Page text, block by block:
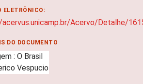
ELETRÔNICO:
Acervo/Detalhe/
DO DOCUMENTO